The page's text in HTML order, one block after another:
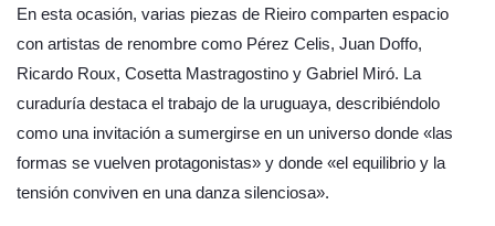
En esta ocasión, varias piezas de Rieiro comparten espacio
con artistas de renombre como Pérez Celis, Juan Doffo,
Ricardo Roux, Cosetta Mastragostino y Gabriel Miró. La
curaduría destaca el trabajo de la uruguaya, describiéndolo
como una invitación a sumergirse en un universo donde «las
formas se vuelven protagonistas» y donde «el equilibrio y la
tensión conviven en una danza silenciosa».